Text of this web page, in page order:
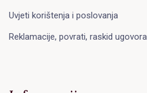
Uvjeti korištenja i poslovanja
Reklamacije, povrati, raskid ugovora